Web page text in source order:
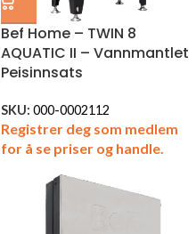
Bef Home – TWIN 8
AQUATIC II – Vannmantlet
Peisinnsats
SKU: 000-0002112
Registrer deg som medlem
for å se priser og handle.